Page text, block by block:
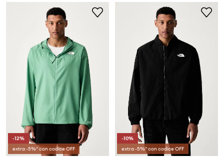
-12%
extra -5%* con codice OFF
-10%
extra -5%* con codice OFF